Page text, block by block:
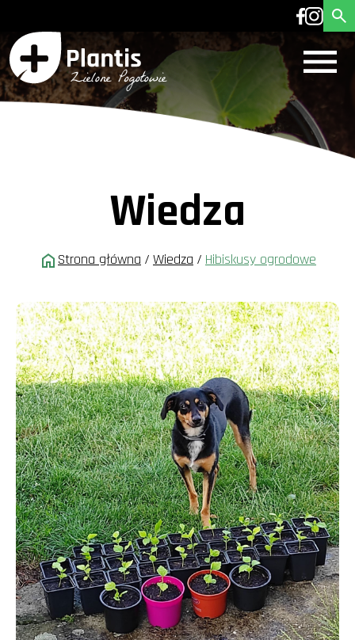
Wiedza
Strona główna / Wiedza / Hibiskusy ogrodowe